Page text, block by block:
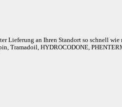
Lieferung an Ihren Standort so schnell
Tramadoil, HYDROCODONE,